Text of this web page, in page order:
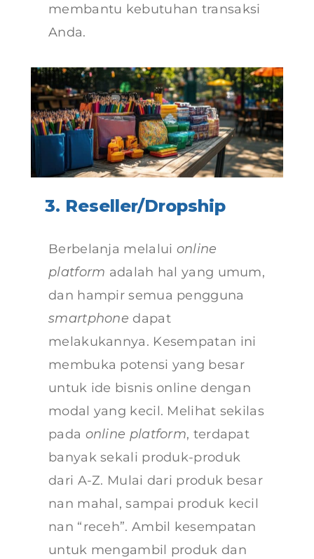
membantu kebutuhan transaksi
Anda.
3. Reseller/Dropship
Berbelanja melalui online
platform adalah hal yang umum,
dan hampir semua pengguna
smartphone dapat
melakukannya. Kesempatan ini
membuka potensi yang besar
untuk ide bisnis online dengan
modal yang kecil. Melihat sekilas
pada online platform, terdapat
banyak sekali produk-produk
dari A-Z. Mulai dari produk besar
nan mahal, sampai produk kecil
nan “receh”. Ambil kesempatan
untuk mengambil produk dan